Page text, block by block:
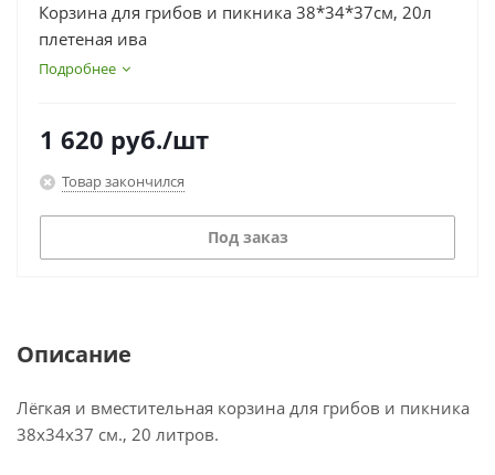
Корзина для грибов и пикника 38*34*37см, 20л
плетеная ива
Подробнее
1 620 руб./шт
Товар закончился
Под заказ
Описание
Лёгкая и вместительная корзина для грибов и пикника
38х34х37 см., 20 литров.